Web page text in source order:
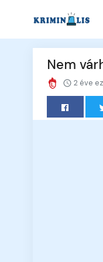
Nem
2 éve